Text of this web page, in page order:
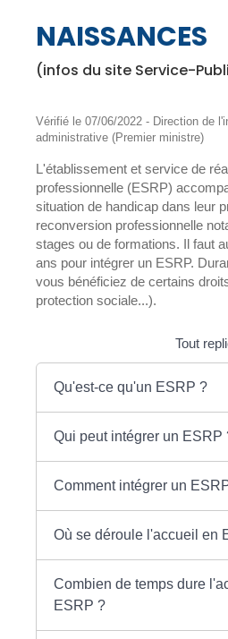
NAISSANCES
(infos du site Service-
Vérifié le 07/06/2022 - Direction de
administrative (Premier ministre)
L'établissement et service de
professionnelle (ESRP)
situation de handicap dans leur
reconversion professionnelle
stages ou de formations. Il faut
ans pour intégrer un ESRP.
vous bénéficiez de certains
protection sociale...).
Tout
Qu'est-ce qu'un ESRP ?
Qui peut intégrer un ESRP
Comment intégrer un
Où se déroule l'accueil en
Combien de temps dure
ESRP ?